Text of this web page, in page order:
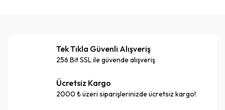
Tek Tıkla Güvenli Alışveriş
256 Bit SSL ile güvende alışveriş
Ücretsiz Kargo
2000 ₺ üzeri siparişlerinizde ücretsiz kargo!